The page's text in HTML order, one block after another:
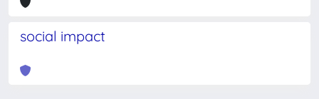
social impact